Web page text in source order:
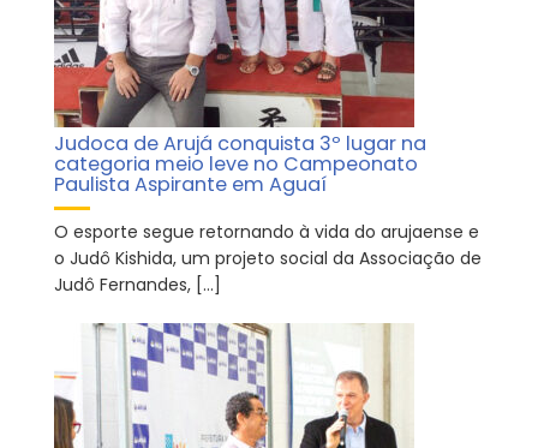
Judoca de Arujá conquista 3º lugar na
categoria meio leve no Campeonato
Paulista Aspirante em Aguaí
O esporte segue retornando à vida do arujaense e
o Judô Kishida, um projeto social da Associação de
Judô Fernandes, […]